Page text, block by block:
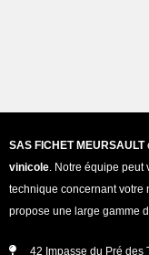
SAS FICHET MEURSAULT
vinicole . Notre équipe
technique concernant votre
propose une large gamme
42 Impasse du Pré des